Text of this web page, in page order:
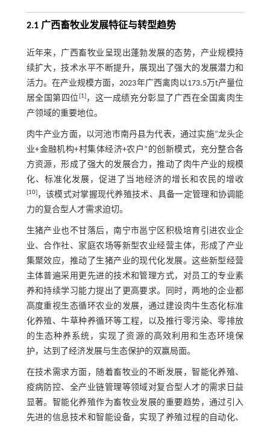
2.1 广西畜牧业发展特征与转型趋势
近年来，广西畜牧业呈现出蓬勃发展的态势，产业规模持
续扩大，技术水平不断提升，展现出了强大的发展潜力和
活力。在产业规模方面，2023年广西禽肉以173.5万t产量位
居全国第四位[1]，这一成绩充分彰显了广西在全国禽肉生
产领域的重要地位。
肉牛产业方面，以河池市南丹县为代表，通过实施“龙头企
业+金融机构+村集体经济+农户”的创新模式，充分整合各
方资源，形成了强大的发展合力，推动了肉牛产业的规模
化、标准化发展，促进了当地经济的增长和农民的增收
[10]，该模式对掌握现代养殖技术、具备一定管理和协调能
力的复合型人才需求迫切。
生猪产业也不甘落后，南宁市邕宁区积极培育引进农业企
业、合作社、家庭农场等新型农业经营主体，形成了产业
集聚效应，推动了生猪产业的现代化发展。这些新型经营
主体普遍采用更先进的技术和管理方式，对员工的专业素
养和持续学习能力提出了更高要求。同时，两地的企业都
高度重视生态循环农业的发展，通过建设肉牛生态化标准
化养殖、牛草种养循环等工程，以及推行零污染、零排放
的生态种养系统，实现了资源的高效利用和生态环境保
护，达到了经济发展与生态保护的双赢局面。
在技术需求方面，随着畜牧业的不断发展，智能化养殖、
疫病防控、全产业链管理等领域对复合型人才的需求日益
显著。智能化养殖作为畜牧业发展的重要趋势，通过引入
先进的信息技术和智能设备，实现了养殖过程的自动化、